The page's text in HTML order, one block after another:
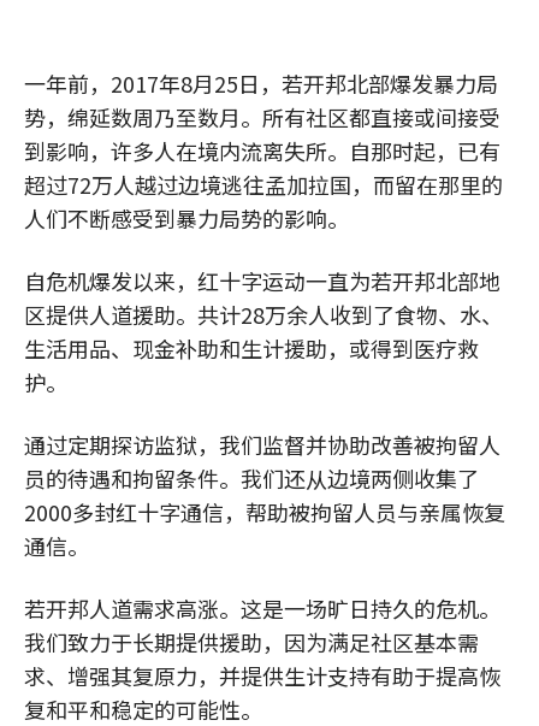
一年前，2017年8月25日，若开邦北部爆发暴力局
势，绵延数周乃至数月。所有社区都直接或间接受
到影响，许多人在境内流离失所。自那时起，已有
超过72万人越过边境逃往孟加拉国，而留在那里的
人们不断感受到暴力局势的影响。
自危机爆发以来，红十字运动一直为若开邦北部地
区提供人道援助。共计28万余人收到了食物、水、
生活用品、现金补助和生计援助，或得到医疗救
护。
通过定期探访监狱，我们监督并协助改善被拘留人
员的待遇和拘留条件。我们还从边境两侧收集了
2000多封红十字通信，帮助被拘留人员与亲属恢复
通信。
若开邦人道需求高涨。这是一场旷日持久的危机。
我们致力于长期提供援助，因为满足社区基本需
求、增强其复原力，并提供生计支持有助于提高恢
复和平和稳定的可能性。